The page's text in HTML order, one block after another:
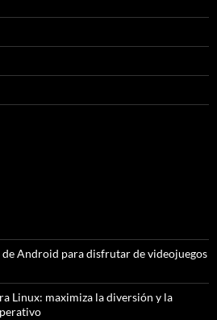
de Android para disfrutar de videojuegos
Linux: maximiza la diversión y la